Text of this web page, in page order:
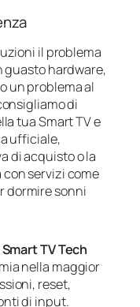
il problema
hardware,
un problema al
di
tua Smart TV e
ufficiale,
di acquisto o la
servizi come
dormire sonni
TV Tech
nella maggior
reset,
di input.